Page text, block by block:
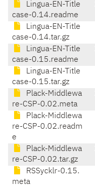
Lingua-EN-Title
case-0.14.readme
Lingua-EN-Title
case-0.14.tar.gz
Lingua-EN-Title
case-0.15.readme
Lingua-EN-Title
case-0.15.tar.gz
Plack-Middlewa
re-CSP-0.02.meta
Plack-Middlewa
re-CSP-0.02.readm
e
Plack-Middlewa
re-CSP-0.02.tar.gz
RSSycklr-0.15.
meta